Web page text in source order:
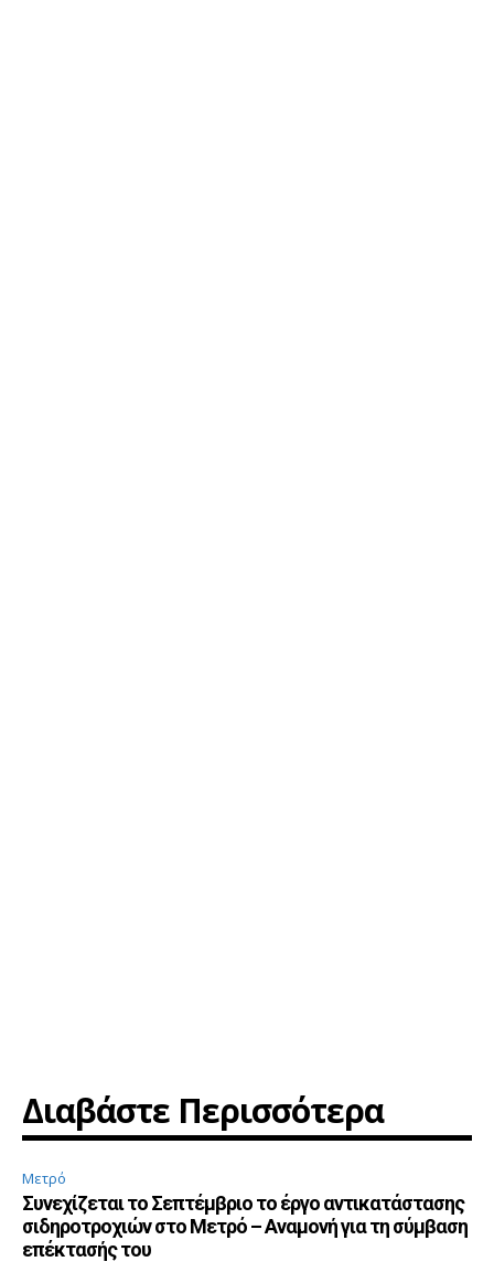
Διαβάστε Περισσότερα
Μετρό
Συνεχίζεται το Σεπτέμβριο το έργο αντικατάστασης
σιδηροτροχιών στο Μετρό – Αναμονή για τη σύμβαση
επέκτασής του